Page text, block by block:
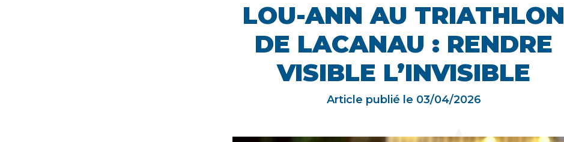
LOU-ANN AU TRIATHLON
DE LACANAU : RENDRE
VISIBLE L’INVISIBLE
Article publié le 03/04/2026